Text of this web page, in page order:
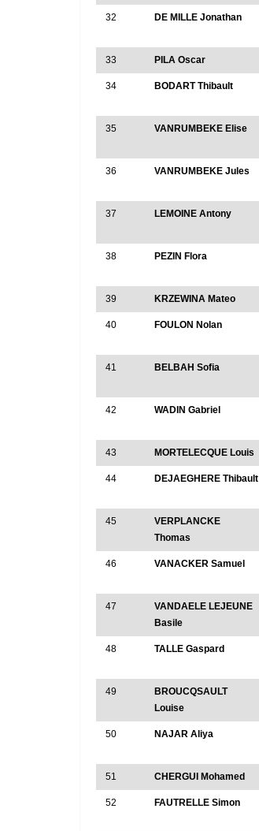
32 DE MILLE Jonathan
33 PILA Oscar
34 BODART Thibault
35 VANRUMBEKE Elise
36 VANRUMBEKE Jules
37 LEMOINE Antony
38 PEZIN Flora
39 KRZEWINA Mateo
40 FOULON Nolan
41 BELBAH Sofia
42 WADIN Gabriel
43 MORTELECQUE Louis
44 DEJAEGHERE Thibault
45
VERPLANCKE
Thomas
46 VANACKER Samuel
47
VANDAELE LEJEUNE
Basile
48 TALLE Gaspard
49
BROUCQSAULT
Louise
50 NAJAR Aliya
51 CHERGUI Mohamed
52 FAUTRELLE Simon